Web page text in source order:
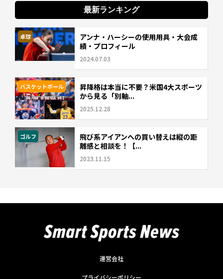
最新ランキング
卓球
アンナ・ハーシーの使用用具・大会成
績・プロフィール
2024.07.03
バスケットボール
昇降格は本当に不要？米国4大スポーツ
から見る「別軸...
2025.12.28
ゴルフ
飛び系アイアンへの買い替えは縦の距
離感と相談を！【...
2023.11.15
運営会社